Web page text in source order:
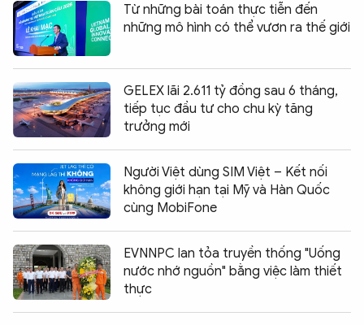
Từ những bài toán thực tiễn đến
những mô hình có thể vươn ra thế giới
GELEX lãi 2.611 tỷ đồng sau 6 tháng,
tiếp tục đầu tư cho chu kỳ tăng
trưởng mới
Người Việt dùng SIM Việt – Kết nối
không giới hạn tại Mỹ và Hàn Quốc
cùng MobiFone
EVNNPC lan tỏa truyền thống "Uống
nước nhớ nguồn" bằng việc làm thiết
thực